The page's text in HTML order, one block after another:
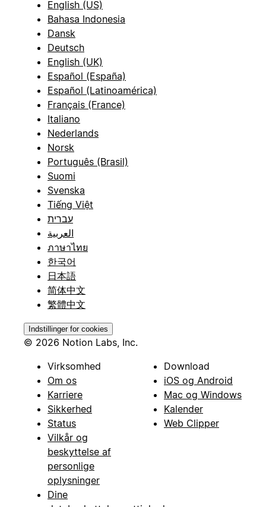
English (US)
Bahasa Indonesia
Dansk
Deutsch
English (UK)
Español (España)
Español (Latinoamérica)
Français (France)
Italiano
Nederlands
Norsk
Português (Brasil)
Suomi
Svenska
Tiếng Việt
עברית
العربية
ภาษาไทย
한국어
日本語
简体中文
繁體中文
Indstillinger for cookies
© 2026 Notion Labs, Inc.
Virksomhed
Om os
Karriere
Sikkerhed
Status
Vilkår og
beskyttelse af
personlige
oplysninger
Dine
Download
iOS og Android
Mac og Windows
Kalender
Web Clipper